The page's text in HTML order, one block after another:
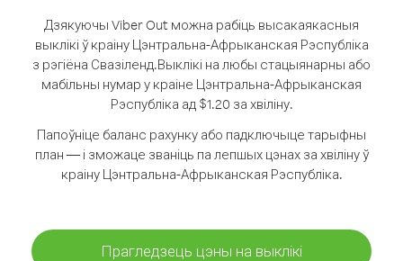
Дзякуючы Viber Out можна рабіць высакаякасныя
выклікі ў краіну Цэнтральна-Афрыканская Рэспубліка
з рэгіёна Свазіленд.Выклікі на любы стацыянарны або
мабільны нумар у краіне Цэнтральна-Афрыканская
Рэспубліка ад $1.20 за хвіліну.
Папоўніце баланс рахунку або падключыце тарыфны
план — і зможаце званіць па лепшых цэнах за хвіліну ў
краіну Цэнтральна-Афрыканская Рэспубліка.
Прагледзець цэны на выклікі